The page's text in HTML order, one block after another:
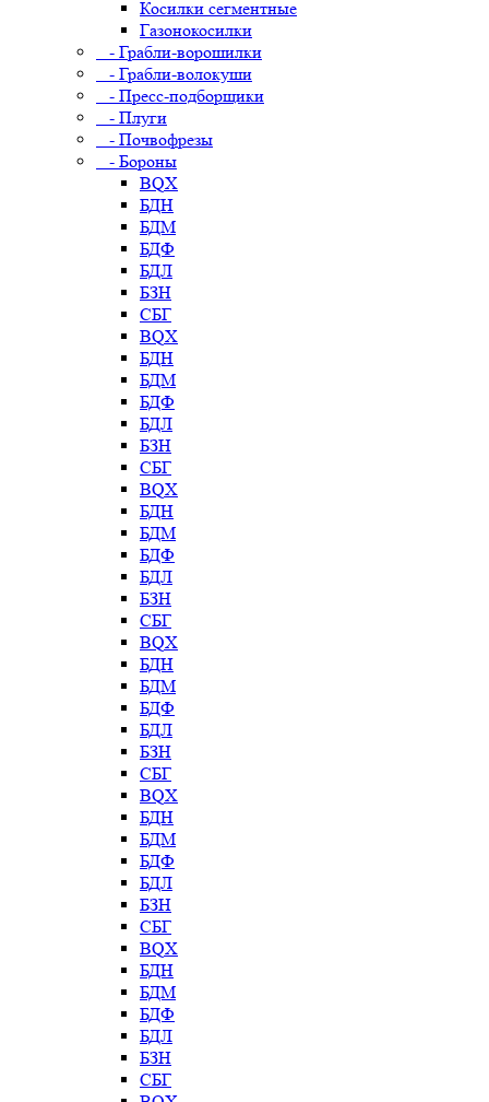
Косилки сегментные
Газонокосилки
- Грабли-ворошилки
- Грабли-волокуши
- Пресс-подборщики
- Плуги
- Почвофрезы
- Бороны
BQX
БДН
БДМ
БДФ
БДЛ
БЗН
СБГ
BQX
БДН
БДМ
БДФ
БДЛ
БЗН
СБГ
BQX
БДН
БДМ
БДФ
БДЛ
БЗН
СБГ
BQX
БДН
БДМ
БДФ
БДЛ
БЗН
СБГ
BQX
БДН
БДМ
БДФ
БДЛ
БЗН
СБГ
BQX
БДН
БДМ
БДФ
БДЛ
БЗН
СБГ